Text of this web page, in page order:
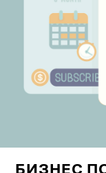
БИЗНЕС